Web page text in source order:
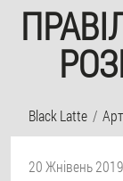
Black Latte
20 Жнівень 2019